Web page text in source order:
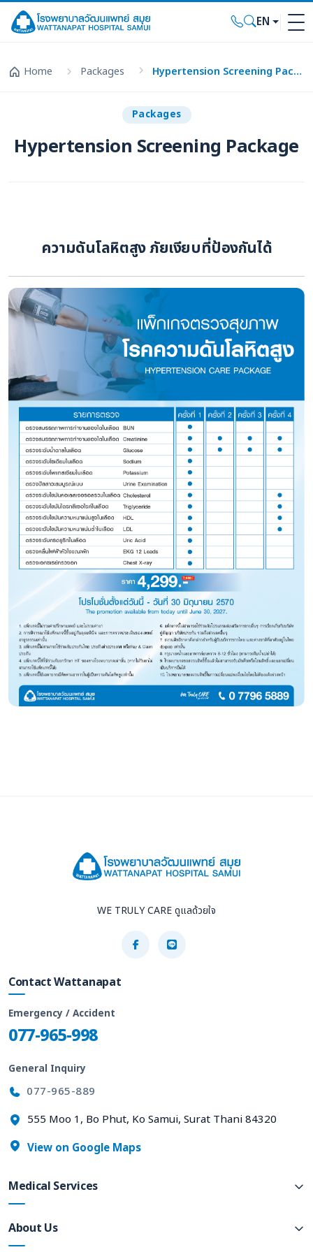
EN
Home Packages Hypertension Screening Package
Packages
Hypertension Screening Package
ความดันโลหิตสูง ภัยเงียบที่ป้องกันได้
WE TRULY CARE ดูแลด้วยใจ
Contact Wattanapat
Emergency / Accident
077-965-998
General Inquiry
077-965-889
555 Moo 1, Bo Phut, Ko Samui, Surat Thani 84320
View on Google Maps
Medical Services
About Us